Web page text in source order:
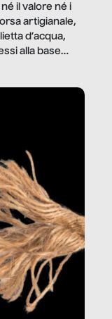
il valore né i
artigianale,
d’acqua,
alla base
nostra vita